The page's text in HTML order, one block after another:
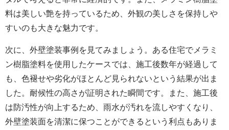
料は美しい艶を持っているため、外観の美しさを保持しや
すいのも大きな魅力です。
次に、 外壁塗装事例を見てみましょう。ある住宅でメラミ
ン樹脂塗料を使用したケースでは、施工後数年が経過して
も、色褪せや劣化がほとんど見られないという結果が出ま
した。耐候性の高さが証明された瞬間です。また、施工後
は防汚性が向上するため、雨水が汚れを流しやすくなり、
外壁塗装面を清潔に保つことができるという利点もありま